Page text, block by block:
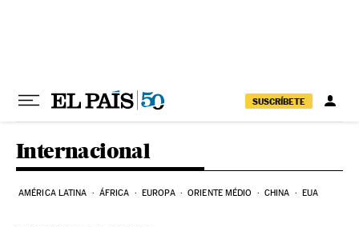
SUSCRÍBETE
Internacional
AMÉRICA LATINA ÁFRICA EUROPA ORIENTE MÉDIO CHINA EUA